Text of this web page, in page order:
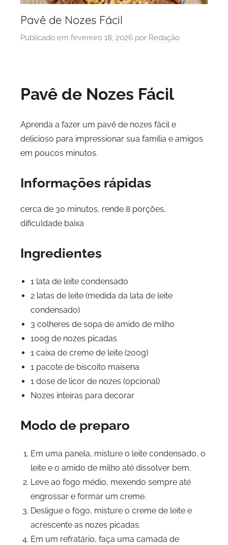
Pavê de Nozes Fácil
Publicado em fevereiro 18, 2026 por Redação
Pavê de Nozes Fácil
Aprenda a fazer um pavê de nozes fácil e
delicioso para impressionar sua família e amigos
em poucos minutos.
Informações rápidas
cerca de 30 minutos, rende 8 porções,
dificuldade baixa
Ingredientes
1 lata de leite condensado
2 latas de leite (medida da lata de leite
condensado)
3 colheres de sopa de amido de milho
100g de nozes picadas
1 caixa de creme de leite (200g)
1 pacote de biscoito maisena
1 dose de licor de nozes (opcional)
Nozes inteiras para decorar
Modo de preparo
Em uma panela, misture o leite condensado, o
leite e o amido de milho até dissolver bem.
Leve ao fogo médio, mexendo sempre até
engrossar e formar um creme.
Desligue o fogo, misture o creme de leite e
acrescente as nozes picadas.
Em um refratário, faça uma camada de